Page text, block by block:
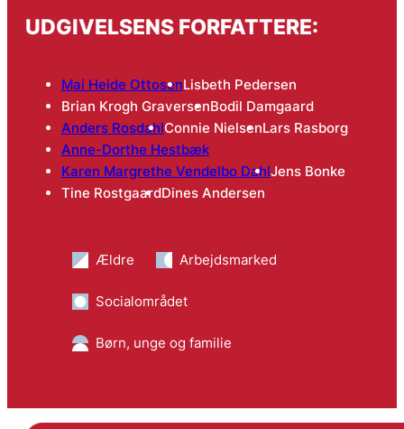
UDGIVELSENS FORFATTERE:
Mai Heide OttosenLisbeth Pedersen
Brian Krogh GraversenBodil Damgaard
Anders RosdahlConnie NielsenLars Rasborg
Anne-Dorthe Hestbæk
Karen Margrethe Vendelbo DahlJens Bonke
Tine RostgaardDines Andersen
Ældre Arbejdsmarked
Socialområdet
Børn, unge og familie